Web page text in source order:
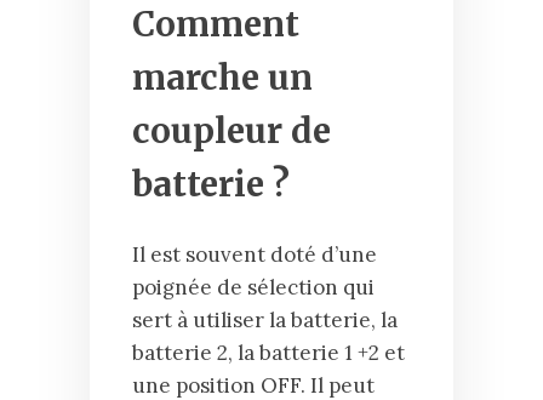
Comment
marche un
coupleur de
batterie ?
Il est souvent doté d’une
poignée de sélection qui
sert à utiliser la batterie, la
batterie 2, la batterie 1 +2 et
une position OFF. Il peut